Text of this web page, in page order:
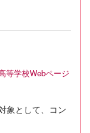
等学校Webページ
象として、コン